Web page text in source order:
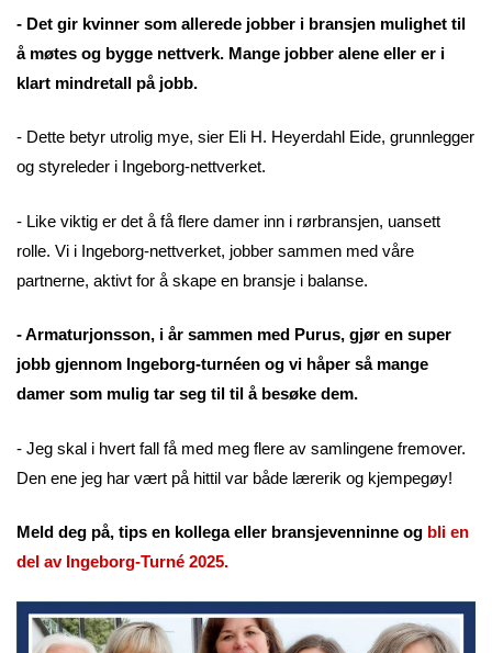
- Det gir kvinner som allerede jobber i bransjen mulighet til
å møtes og bygge nettverk. Mange jobber alene eller er i
klart mindretall på jobb.
- Dette betyr utrolig mye, sier Eli H. Heyerdahl Eide, grunnlegger
og styreleder i Ingeborg-nettverket.
- Like viktig er det å få flere damer inn i rørbransjen, uansett
rolle. Vi i Ingeborg-nettverket, jobber sammen med våre
partnerne, aktivt for å skape en bransje i balanse.
- Armaturjonsson, i år sammen med Purus, gjør en super
jobb gjennom Ingeborg-turnéen og vi håper så mange
damer som mulig tar seg til til å besøke dem.
- Jeg skal i hvert fall få med meg flere av samlingene fremover.
Den ene jeg har vært på hittil var både lærerik og kjempegøy!
Meld deg på, tips en kollega eller bransjevenninne og bli en
del av Ingeborg-Turné 2025.